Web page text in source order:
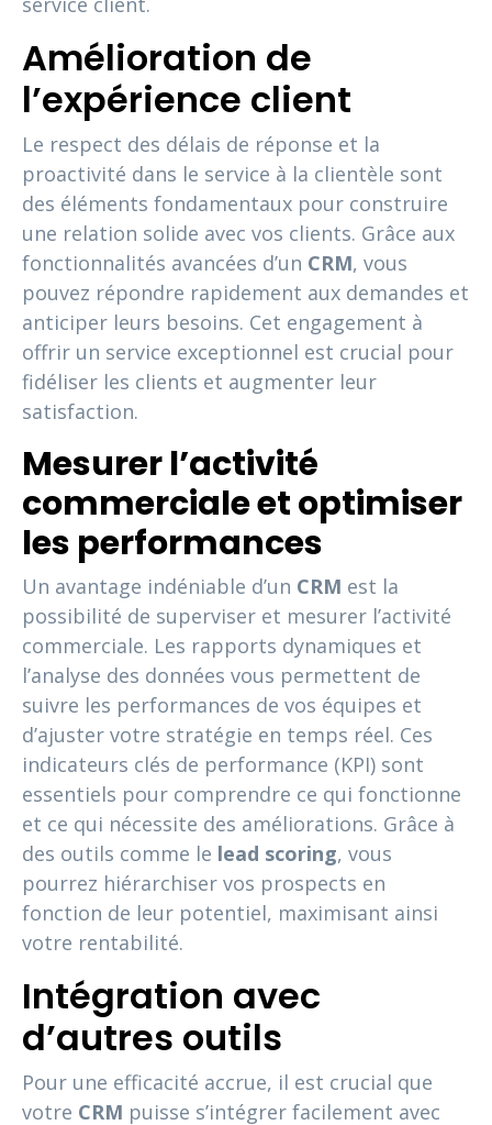
Amélioration de
l’expérience client
Le respect des délais de réponse et la
proactivité dans le service à la clientèle sont
des éléments fondamentaux pour construire
une relation solide avec vos clients. Grâce aux
fonctionnalités avancées d’un CRM, vous
pouvez répondre rapidement aux demandes et
anticiper leurs besoins. Cet engagement à
offrir un service exceptionnel est crucial pour
fidéliser les clients et augmenter leur
satisfaction.
Mesurer l’activité
commerciale et optimiser
les performances
Un avantage indéniable d’un CRM est la
possibilité de superviser et mesurer l’activité
commerciale. Les rapports dynamiques et
l’analyse des données vous permettent de
suivre les performances de vos équipes et
d’ajuster votre stratégie en temps réel. Ces
indicateurs clés de performance (KPI) sont
essentiels pour comprendre ce qui fonctionne
et ce qui nécessite des améliorations. Grâce à
des outils comme le lead scoring, vous
pourrez hiérarchiser vos prospects en
fonction de leur potentiel, maximisant ainsi
votre rentabilité.
Intégration avec
d’autres outils
Pour une efficacité accrue, il est crucial que
votre CRM puisse s’intégrer facilement avec